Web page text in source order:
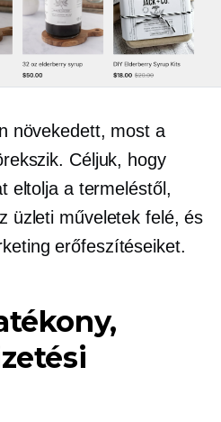
növekedett, most a
Céljuk, hogy
eltolja a termeléstől,
üzleti műveletek felé, és
erőfeszítéseiket.